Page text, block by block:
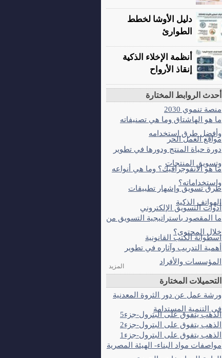
دليل الأوشا لخطط
الطوارئ
أنظمة الإخلاء الذكية
إنقاذ الأرواح
أحدث الروابط المختارة
منصة تنموي 2030
ما هو الهاشتاق وما هي تصنيفاته
وأفضل طرق استخدامه
مواقع العمل الحر
دورة حياة المنتج ودورها في تطوير
وتسويق المنتجات
ما هو الانفوجرافيك؟ وما هي أنواعه
واستخداماته؟
طرق تسويق وإشهار تطبيقات
الهواتف الذكية
أدوات التسويق الإلكتروني
ما المقصود باستراتيجية التسويق من
خلال المحتوى؟
اسطوانة الكتب القانونية
أهمية التدريب وآثاره في تطوير
المؤسسات والأفراد
المزيد
التحميلات المختارة
ورشة عمل عن دور الثروة المعدنية
فى التنمية المستدامة
الذهب يتفوق على البترول-جزء5
الذهب يتفوق على البترول-جزء2
الذهب يتفوق على البترول-جزء1
مواصفات مواد البناء- الهيئة المصرية
العامة للمواصفات والجودة